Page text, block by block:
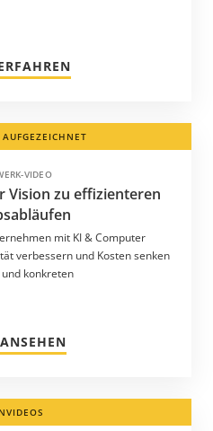
VIDEO
Vision zu effizienteren
mit KI & Computer
verbessern und Kosten senken
konkreten